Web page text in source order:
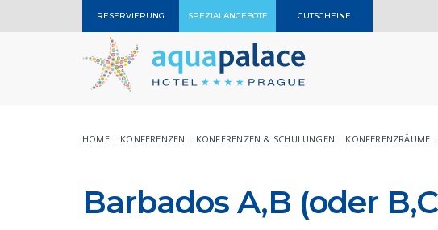
RESERVIERUNG SPEZIALANGEBOTE GUTSCHEINE
HOME KONFERENZEN KONFERENZEN & SCHULUNGEN KONFERENZRÄUME
Barbados A,B (oder